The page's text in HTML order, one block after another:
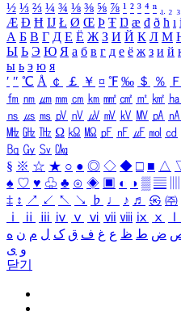
½ ⅓ ⅔ ¼ ¾ ⅛ ⅜ ⅝ ⅞ ¹ ² ³ ⁴ ⁿ ₁ ₂ ₃
Æ Ð Ħ Ĳ Ł Ø Œ Þ Ŧ Ŋ æ đ ð ħ ı
А Б В Г Д Е Ё Ж З И Й К Л М
Ы Ь Э Ю Я а б в г д е ё ж з и й
ы ь э ю я
′ ″ ℃ Å ￠ ￡ ￥ ¤ ℉ ‰ ＄ ％ Ｆ
㎙ ㎚ ㎛ ㎜ ㎝ ㎞ ㎟ ㎠ ㎡ ㎢ ㏊
㎱ ㎲ ㎳ ㎴ ㎵ ㎶ ㎷ ㎸ ㎹ ㎀ ㎁
㎒ ㎓ ㎔ Ω ㏀ ㏁ ㎊ ㎋ ㎌ ㏖ ㏅
㏃ ㏉ ㏜ ㏆
§ ※ ☆ ★ ○ ● ◎ ◇ ◆ □ ■ △
♠ ♡ ♥ ♧ ♣ ⊙ ◈ ▣ ◐ ◑ ▒ ▤
‡ ↕ ↗ ↙ ↖ ↘ ♭ ♩ ♪ ♬ ㉿ ㈜
ⅰ
ⅱ ⅲ ⅳ ⅴ ⅵ ⅶ ⅷ ⅸ ⅹ
ض ط ظ ع غ ف ق ک ل م ن ه
و ی
닫기